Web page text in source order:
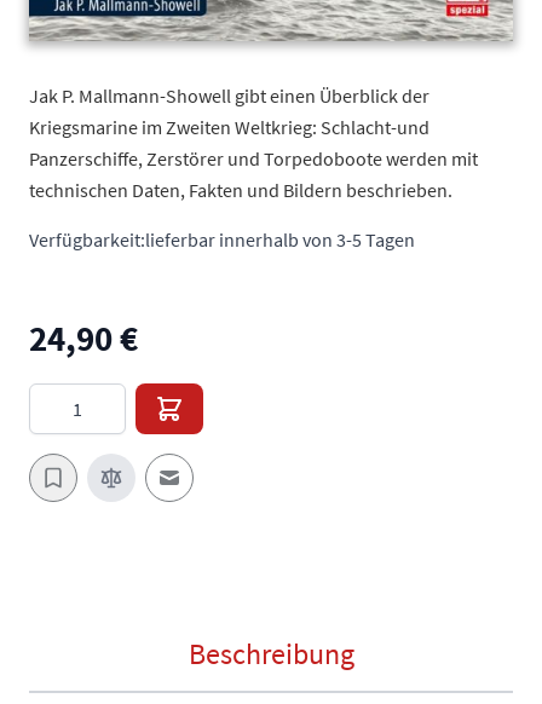
Jak P. Mallmann-Showell gibt einen Überblick der
Kriegsmarine im Zweiten Weltkrieg: Schlacht-und
Panzerschiffe, Zerstörer und Torpedoboote werden mit
technischen Daten, Fakten und Bildern beschrieben.
Verfügbarkeit:lieferbar innerhalb von 3-5 Tagen
24,90 €
E-Mail an einen Freund
Beschreibung